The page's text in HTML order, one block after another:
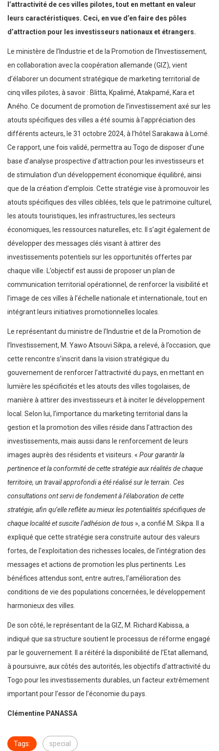
l’attractivité de ces villes pilotes, tout en mettant en valeur
leurs caractéristiques. Ceci, en vue d’en faire des pôles
d’attraction pour les investisseurs nationaux et étrangers.
Le ministère de l’Industrie et de la Promotion de l’Investissement,
en collaboration avec la coopération allemande (GIZ), vient
d’élaborer un document stratégique de marketing territorial de
cinq villes pilotes, à savoir : Blitta, Kpalimé, Atakpamé, Kara et
Aného. Ce document de promotion de l’investissement axé sur les
atouts spécifiques des villes a été soumis à l’appréciation des
différents acteurs, le 31 octobre 2024, à l’hôtel Sarakawa à Lomé.
Ce rapport, une fois validé, permettra au Togo de disposer d’une
base d’analyse prospective d’attraction pour les investisseurs et
de stimulation d’un développement économique équilibré, ainsi
que de la création d’emplois. Cette stratégie vise à promouvoir les
atouts spécifiques des villes ciblées, tels que le patrimoine culturel,
les atouts touristiques, les infrastructures, les secteurs
économiques, les ressources naturelles, etc. Il s’agit également de
développer des messages clés visant à attirer des
investissements potentiels sur les opportunités offertes par
chaque ville. L’objectif est aussi de proposer un plan de
communication territorial opérationnel, de renforcer la visibilité et
l’image de ces villes à l’échelle nationale et internationale, tout en
intégrant leurs initiatives promotionnelles locales.
Le représentant du ministre de l’Industrie et de la Promotion de
l’Investissement, M. Yawo Atsouvi Sikpa, a relevé, à l’occasion, que
cette rencontre s’inscrit dans la vision stratégique du
gouvernement de renforcer l’attractivité du pays, en mettant en
lumière les spécificités et les atouts des villes togolaises, de
manière à attirer des investisseurs et à inciter le développement
local. Selon lui, l’importance du marketing territorial dans la
gestion et la promotion des villes réside dans l’attraction des
investissements, mais aussi dans le renforcement de leurs
images auprès des résidents et visiteurs. « Pour garantir la
pertinence et la conformité de cette stratégie aux réalités de chaque
territoire, un travail approfondi a été réalisé sur le terrain. Ces
consultations ont servi de fondement à l’élaboration de cette
stratégie, afin qu’elle reflète au mieux les potentialités spécifiques de
chaque localité et suscite l’adhésion de tous », a confié M. Sikpa. Il a
expliqué que cette stratégie sera construite autour des valeurs
fortes, de l’exploitation des richesses locales, de l’intégration des
messages et actions de promotion les plus pertinents. Les
bénéfices attendus sont, entre autres, l’amélioration des
conditions de vie des populations concernées, le développement
harmonieux des villes.
De son côté, le représentant de la GIZ, M. Richard Kabissa, a
indiqué que sa structure soutient le processus de réforme engagé
par le gouvernement. Il a réitéré la disponibilité de l’Etat allemand,
à poursuivre, aux côtés des autorités, les objectifs d’attractivité du
Togo pour les investissements durables, un facteur extrêmement
important pour l’essor de l’économie du pays.
Clémentine PANASSA
Tags: special